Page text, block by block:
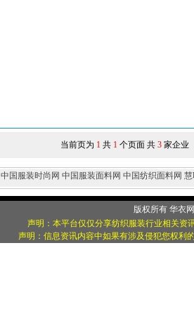
当前页为 1 共 1 个页面 共 3 家企业
中国服装时尚网 中国服装面料网 中国纺织面料网
版权所有 华衣网
声明：本平台仅仅分享纺织服装行业相关资
声明：信息资讯内容中如果有涉及侵犯您权利